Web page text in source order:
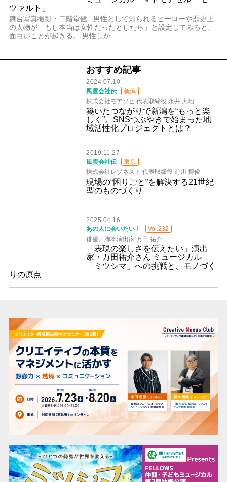
ツァルト」
舞台写真撮影・二階堂健 男性として知られるヒーローや歴史上
の人物が「もし本当は女性だったとしたら」と設定してみると、
面白いことが起きる。 男性しか
おすすめ記事
2024.07.10
風雲会社伝
新潟
株式会社モアソビ 代表取締役 永井 大地
築いたつながりで新潟を“もっと楽
しく”。SNSつぶやきで始まった地
域活性化プロジェクトとは？
2019.11.27
風雲会社伝
東京
株式会社レゾネスト 代表取締役 前川 博俊
現場の“困りごと”を解決する21世紀
型のものづくり
2025.04.16
あの人に会いたい！
Vol.232
俳優／脚本演出家 万田 祐介
「表現の楽しさを伝えたい」演出
家・万田祐介さん ミュージカル
「ミツシマ」への挑戦と、モノづく
りの原点